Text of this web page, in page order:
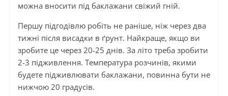
можна вносити під баклажани свіжий гній.
Першу підгодівлю робіть не раніше, ніж через два
тижні після висадки в ґрунт. Найкраще, якщо ви
зробите це через 20-25 днів. За літо треба зробити
2-3 підживлення. Температура розчинів, якими
будете підживлювати баклажани, повинна бути не
нижчою 20 градусів.